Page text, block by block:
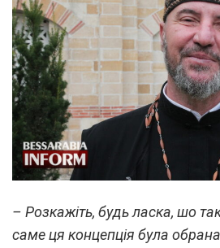
– Розкажіть, будь ласка, шо
саме ця концепція була